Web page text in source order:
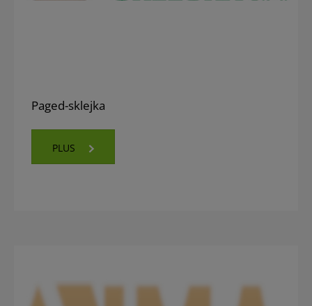
Paged-sklejka
PLUS